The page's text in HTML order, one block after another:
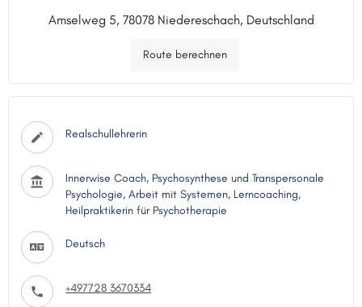
Amselweg 5, 78078 Niedereschach, Deutschland
Route berechnen
Realschullehrerin
Innerwise Coach, Psychosynthese und Transpersonale
Psychologie, Arbeit mit Systemen, Lerncoaching,
Heilpraktikerin für Psychotherapie
Deutsch
+497728 3670334